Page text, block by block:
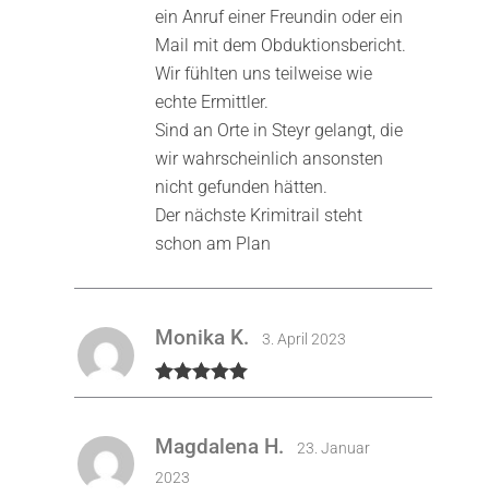
ein Anruf einer Freundin oder ein
Mail mit dem Obduktionsbericht.
Wir fühlten uns teilweise wie
echte Ermittler.
Sind an Orte in Steyr gelangt, die
wir wahrscheinlich ansonsten
nicht gefunden hätten.
Der nächste Krimitrail steht
schon am Plan
Bewertet mit
Monika K. 3. April 2023
Magdalena H.
23. Januar
2023